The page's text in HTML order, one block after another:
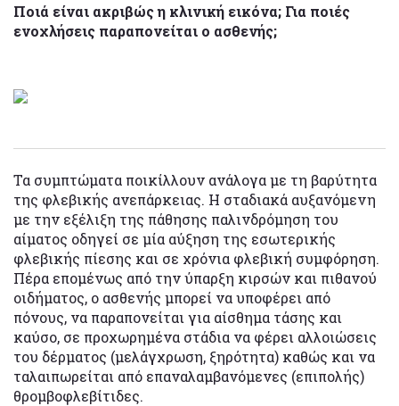
Ποιά είναι ακριβώς η κλινική εικόνα; Για ποιές
ενοχλήσεις παραπονείται ο ασθενής;
Τα συμπτώματα ποικίλλουν ανάλογα με τη βαρύτητα
της φλεβικής ανεπάρκειας. Η σταδιακά αυξανόμενη
με την εξέλιξη της πάθησης παλινδρόμηση του
αίματος οδηγεί σε μία αύξηση της εσωτερικής
φλεβικής πίεσης και σε χρόνια φλεβική συμφόρηση.
Πέρα επομένως από την ύπαρξη κιρσών και πιθανού
οιδήματος, ο ασθενής μπορεί να υποφέρει από
πόνους, να παραπονείται για αίσθημα τάσης και
καύσο, σε προχωρημένα στάδια να φέρει αλλοιώσεις
του δέρματος (μελάγχρωση, ξηρότητα) καθώς και να
ταλαιπωρείται από επαναλαμβανόμενες (επιπολής)
θρομβοφλεβίτιδες.